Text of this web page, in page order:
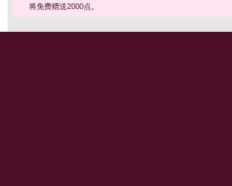
将免费赠送2000点。